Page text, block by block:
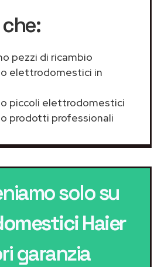
pezzi di ricambio
elettrodomestici in
piccoli elettrodomestici
prodotti professionali
solo su
Haier
garanzia